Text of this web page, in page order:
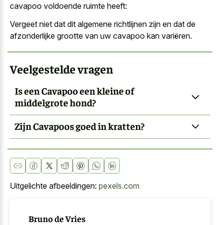
cavapoo voldoende ruimte heeft:
Vergeet niet dat dit algemene richtlijnen zijn en dat de
afzonderlijke grootte van uw cavapoo kan variëren.
Veelgestelde vragen
Is een Cavapoo een kleine of
middelgrote hond?
Zijn Cavapoos goed in kratten?
Uitgelichte afbeeldingen: pexels.com
Bruno de Vries